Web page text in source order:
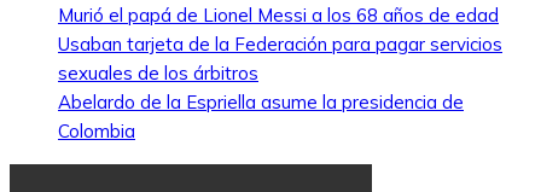
Murió el papá de Lionel Messi a los 68 años de edad
Usaban tarjeta de la Federación para pagar servicios
sexuales de los árbitros
Abelardo de la Espriella asume la presidencia de
Colombia